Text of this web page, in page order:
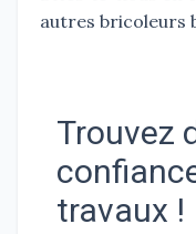
autres bricoleurs
Trouvez
travaux !